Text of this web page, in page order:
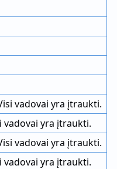
vadovai yra įtraukti.
vadovai yra įtraukti.
vadovai yra įtraukti.
vadovai yra įtraukti.